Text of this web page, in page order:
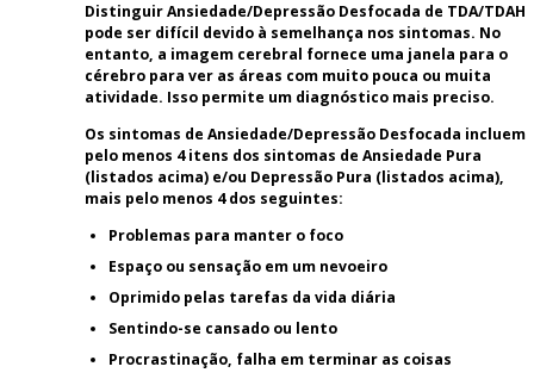
Distinguir Ansiedade/Depressão Desfocada de TDA/TDAH
pode ser difícil devido à semelhança nos sintomas. No
entanto, a imagem cerebral fornece uma janela para o
cérebro para ver as áreas com muito pouca ou muita
atividade. Isso permite um diagnóstico mais preciso.
Os sintomas de Ansiedade/Depressão Desfocada incluem
pelo menos 4 itens dos sintomas de Ansiedade Pura
(listados acima) e/ou Depressão Pura (listados acima),
mais pelo menos 4 dos seguintes:
Problemas para manter o foco
Espaço ou sensação em um nevoeiro
Oprimido pelas tarefas da vida diária
Sentindo-se cansado ou lento
Procrastinação, falha em terminar as coisas